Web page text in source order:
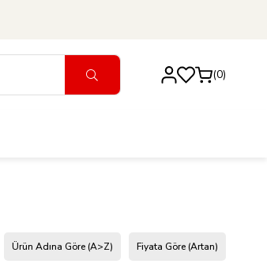
0
Fiyata Göre (Artan)
Ürün Adına Göre (A>Z)